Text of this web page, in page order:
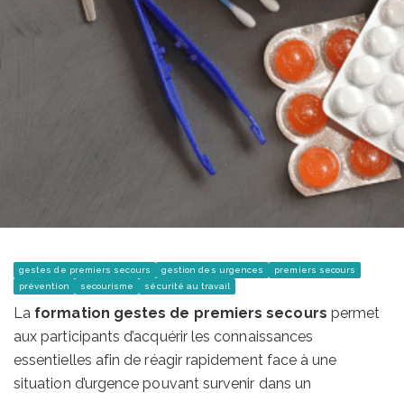
gestes de premiers secours gestion des urgences
premiers secours
prévention
secourisme sécurité au travail
La formation gestes de premiers secours permet
aux participants d’acquérir les connaissances
essentielles afin de réagir rapidement face à une
situation d’urgence pouvant survenir dans un